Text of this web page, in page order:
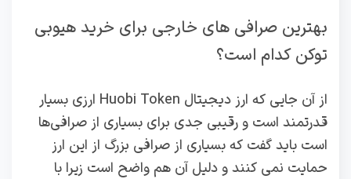
بهترین صرافی های خارجی برای خرید هیوبی
توکن کدام است؟
از آن جایی که ارز دیجیتال Huobi Token ارزی بسیار
قدرتمند است و رقیبی جدی برای بسیاری از صرافی‌ها
است باید گفت که بسیاری از صرافی بزرگ از این ارز
حمایت نمی کنند و دلیل آن هم واضح است زیرا با